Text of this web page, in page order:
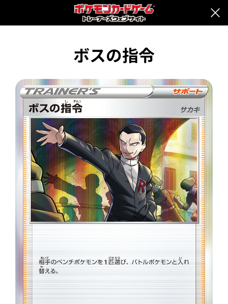
ボスの指令